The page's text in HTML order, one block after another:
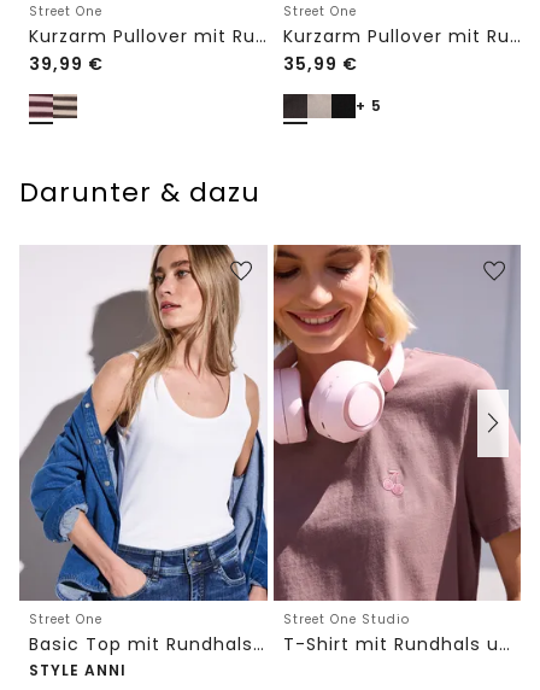
Street One
Kurzarm Pullover mit Rundhals und Streifen
39,99 €
Street One
Kurzarm Pullover mit Rundhals in Unifarbe
35,99 €
+ 5
Darunter & dazu
Street One
Basic Top mit Rundhals in Unifarbe
STYLE ANNI
Street One Studio
T-Shirt mit Rundhals und Embroidery-Detail